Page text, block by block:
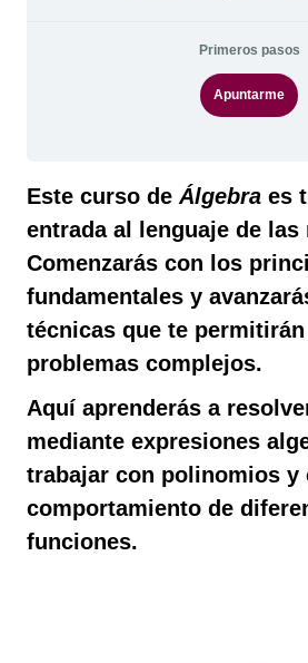
Primeros pasos
Apuntarme
Este curso de Álgebra es
entrada al lenguaje de las
Comenzarás con los
fundamentales y
técnicas que te
problemas complejos.
Aquí aprenderás a
mediante expresiones
trabajar con polinomios y
comportamiento de
funciones.